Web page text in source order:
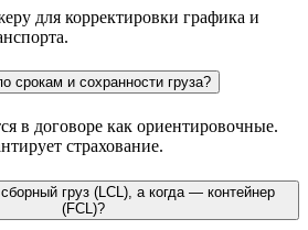
для корректировки графика и
срокам и сохранности груза?
в договоре как ориентировочные.
страхование.
груз (LCL), а когда — контейнер
(FCL)?